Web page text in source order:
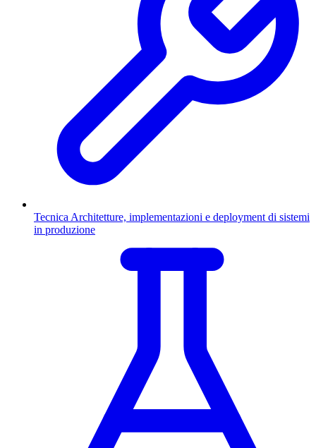
Tecnica Architetture, implementazioni e deployment di sistemi
in produzione